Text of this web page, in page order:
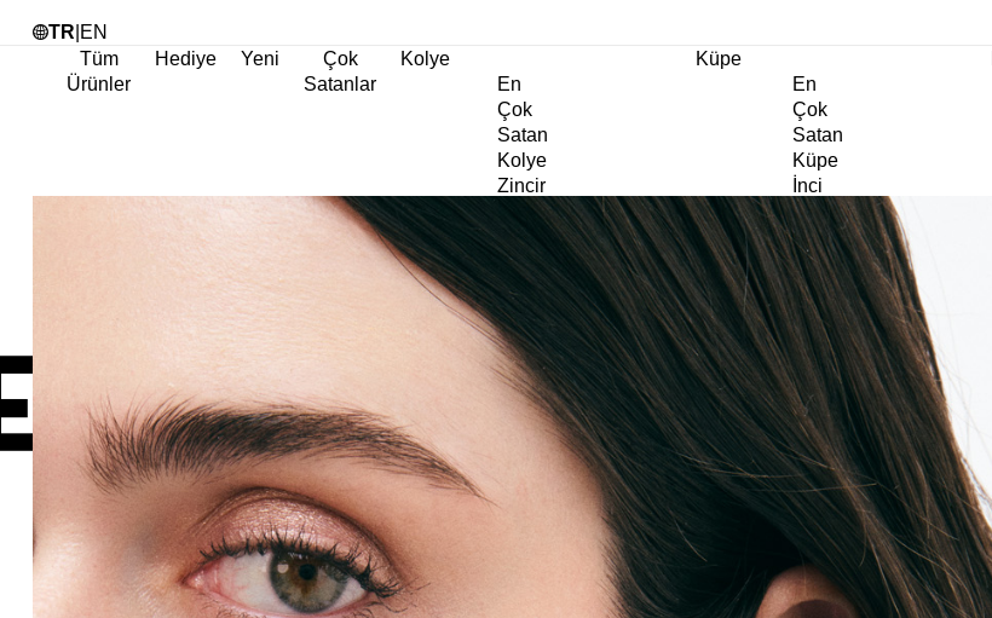
TR EN
Tüm
Ürünler
Hediye Yeni
Çok
Satanlar
Kolye
En
Çok
Satan
Kolye
Zincir
Kolye
Abiye
Kolye
Göz
Kolye
Charm
Kolye
Doğaltaş
Kolye
Küpe
En
Çok
Satan
Küpe
İnci
Küpe
Abiye
Küpe
Doğaltaş
Küpe
Kıkırdak
Küpe
Halka
Küpe
Göz
Küpe
Charm
Küpe
Klipsli
Küpe
Gümüş